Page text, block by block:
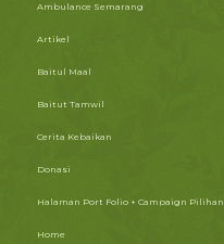
Ambulance Semarang
Artikel
Baitul Maal
Baitut Tamwil
Cerita Kebaikan
Donasi
Halaman Port Folio + Campaign Pilihan
Home